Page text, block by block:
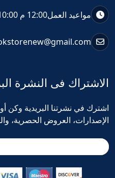
مواعيد العمل12:00 م 10:00 ص
الاشتراك فى النشرة
اشترك في نشرتنا البريدية
الإصدارات، العروض الحصرية،